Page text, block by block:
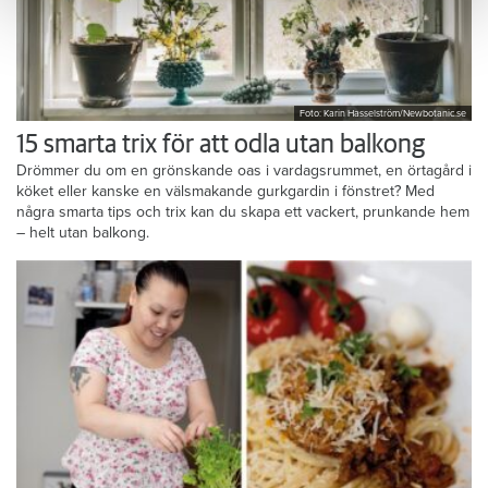
Foto: Karin Hasselström/Newbotanic.se
15 smarta trix för att odla utan balkong
Drömmer du om en grönskande oas i vardagsrummet, en örtagård i
köket eller kanske en välsmakande gurkgardin i fönstret? Med
några smarta tips och trix kan du skapa ett vackert, prunkande hem
– helt utan balkong.